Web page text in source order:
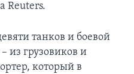
Reuters.
танков и боевой
из грузовиков и
который в